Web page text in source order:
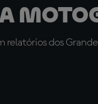
relatórios dos